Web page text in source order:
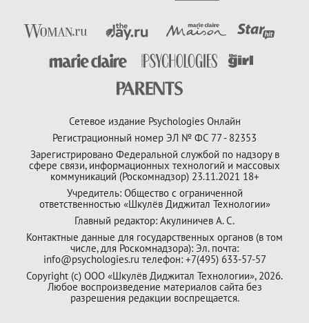
Сетевое издание Psychologies Онлайн
Регистрационный номер ЭЛ № ФС 77 - 82353
Зарегистрировано Федеральной службой по надзору в
сфере связи, информационных технологий и массовых
коммуникаций (Роскомнадзор) 23.11.2021 18+
Учредитель: Общество с ограниченной
ответственностью «Шкулёв Диджитал Технологии»
Главный редактор: Акулиничев А. С.
Контактные данные для государственных органов (в том
числе, для Роскомнадзора): Эл. почта:
info@psychologies.ru телефон: +7(495) 633-57-57
Copyright (с) ООО «Шкулёв Диджитал Технологии», 2026.
Любое воспроизведение материалов сайта без
разрешения редакции воспрещается.